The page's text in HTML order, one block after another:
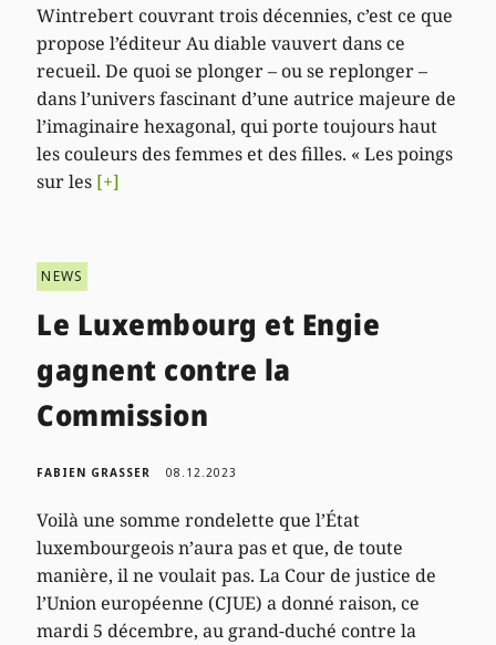
Wintrebert couvrant trois décennies, c’est ce que
propose l’éditeur Au diable vauvert dans ce
recueil. De quoi se plonger – ou se replonger –
dans l’univers fascinant d’une autrice majeure de
l’imaginaire hexagonal, qui porte toujours haut
les couleurs des femmes et des filles. « Les poings
sur les [+]
NEWS
Le Luxembourg et Engie
gagnent contre la
Commission
FABIEN GRASSER 08.12.2023
Voilà une somme rondelette que l’État
luxembourgeois n’aura pas et que, de toute
manière, il ne voulait pas. La Cour de justice de
l’Union européenne (CJUE) a donné raison, ce
mardi 5 décembre, au grand-duché contre la